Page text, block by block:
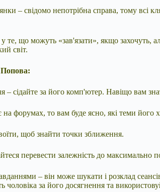
– свідомо непотрібна справа, тому всі
у те, що можуть «зав'язати», якщо
світ.
– сідайте за його комп'ютер. Навіщо вам
форумах, то вам буде ясно, які теми
щоб знайти точки зближення.
перевести залежність до
– він може шукати і розклад
чоловіка за його досягнення та